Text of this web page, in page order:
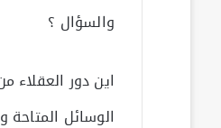
والسؤال ؟
اين دور العقلاء
الوسائل